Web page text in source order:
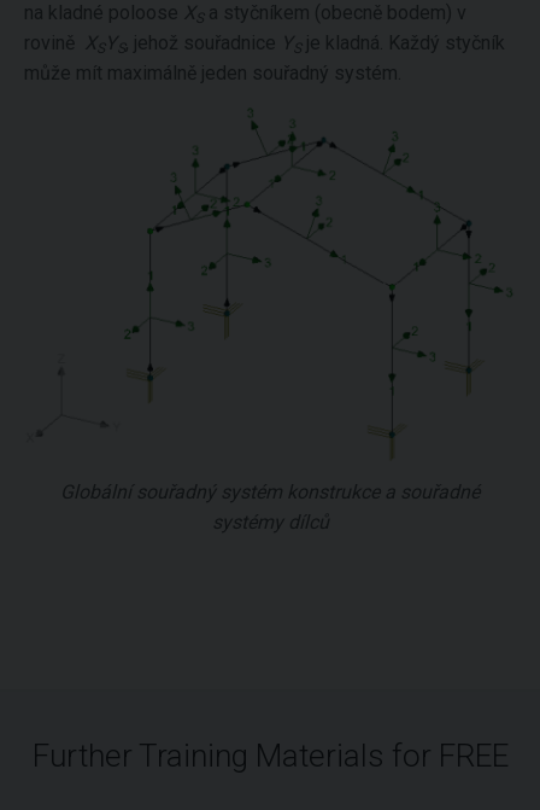
na kladné poloose X Sa styčníkem (obecně bodem) v
rovině X SY S, jehož souřadnice Y Sje kladná. Každý styčník
může mít maximálně jeden souřadný systém.
Globální souřadný systém konstrukce a souřadné
systémy dílců
Further Training Materials for FREE